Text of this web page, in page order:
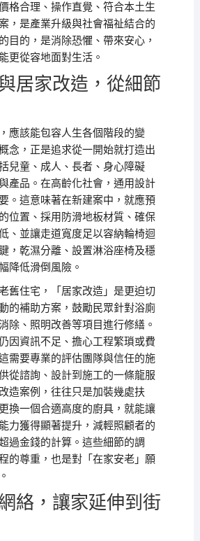
格合理、操作直覺、符合本土生
，是產業升級與社會福祉結合的
目的，是消除恐懼、帶來安心，
更從容地面對生活。
居家改造，從細節
應該能包容人生各個階段的變
念，正是追求從一開始就打造出
兒童、成人、長者、身心障礙
產品。在高齡化社會，通用設計
。這意味著在新建案中，就應預
位置、採用防滑地板材質、確保
、並讓走道寬度足以容納輪椅迴
，乾濕分離、設置淋浴座椅及穩
降低滑倒風險。
舊住宅，「居家改造」是更迫切
的補助方案，鼓勵民眾針對浴廁
除、照明改善等項目進行修繕。
因資訊不足、擔心工程繁瑣或費
需要專業的評估團隊與信任的施
從諮詢、設計到施工的一條龍服
造案例，往往只是加裝幾處扶
換一個合適高度的廚具，就能讓
力獲得顯著提升，減輕照顧者的
過金錢的計算。這些細節的調
的尊重，也是對「在家安老」願
絡，讓家延伸到街